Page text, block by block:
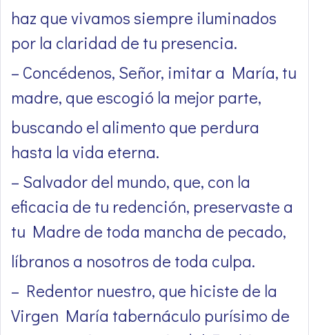
haz que vivamos siempre iluminados
por la claridad de tu presencia.
– Concédenos, Señor, imitar a María, tu
madre, que escogió la mejor parte,
buscando el alimento que perdura
hasta la vida eterna.
– Salvador del mundo, que, con la
eficacia de tu redención, preservaste a
tu Madre de toda mancha de pecado,
líbranos a nosotros de toda culpa.
– Redentor nuestro, que hiciste de la
Virgen María tabernáculo purísimo de